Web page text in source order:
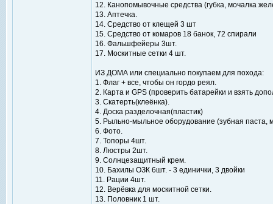
12. Канопомывочные средства (губка, мочалка
13. Аптечка.
14. Средство от клещей 3 шт
15. Средство от комаров 18 банок, 72 спирали
16. Фальшфейеры 3шт.
17. Москитные сетки 4 шт.
ИЗ ДОМА или специально покупаем для похода:
1. Флаг + все, чтобы он гордо реял.
2. Карта и GPS (проверить батарейки и взять
3. Скатерть(клеёнка).
4. Доска разделочная(пластик)
5. Рыльно-мыльное оборудование (зубная паста,
6. Фото.
7. Топоры 4шт.
8. Люстры 2шт.
9. Солнцезащитный крем.
10. Бахилы ОЗК 6шт. - 3 единички, 3 двойки
11. Рации 4шт.
12. Верёвка для москитной сетки.
13. Половник 1 шт.